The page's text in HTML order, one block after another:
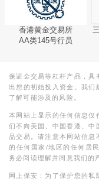
香港黄金交易所
AA类145号行员
保证金交易等杠杆产品，具
出您的初始投入资金。我们
了解可能涉及的风险。
本网站上显示的任何信息仅
们不向美国、中国香港、中
品交易。请注意本网站信息
的任何国家/地区的任何居
务必阅读理解并同意我们的
网上保安：为了保护您的私